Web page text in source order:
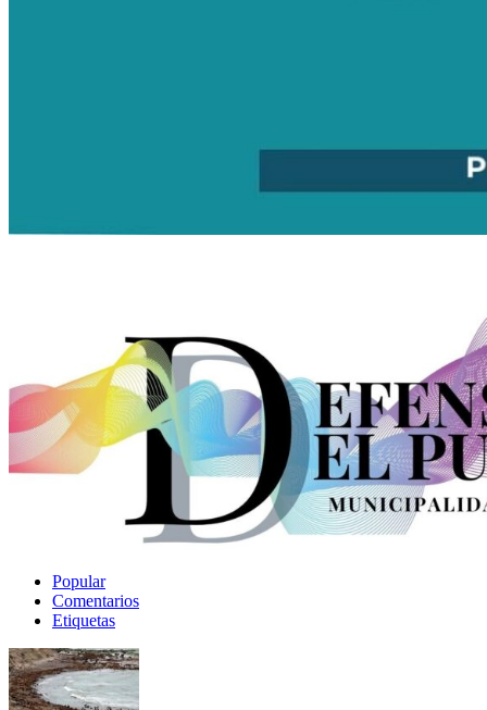
Popular
Comentarios
Etiquetas